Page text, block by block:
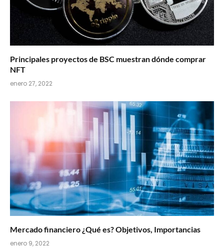
Principales proyectos de BSC muestran dónde comprar
NFT
enero 27, 2022
Mercado financiero ¿Qué es? Objetivos, Importancias
enero 9, 2022